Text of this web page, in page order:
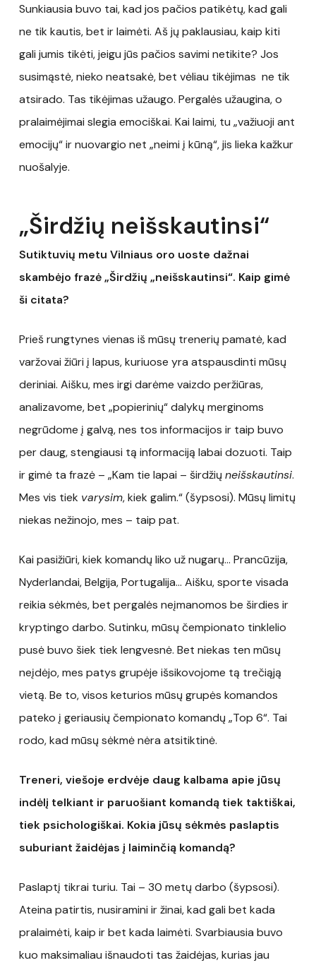
Sunkiausia buvo tai, kad jos pačios patikėtų, kad gali
ne tik kautis, bet ir laimėti. Aš jų paklausiau, kaip kiti
gali jumis tikėti, jeigu jūs pačios savimi netikite? Jos
susimąstė, nieko neatsakė, bet vėliau tikėjimas ne tik
atsirado. Tas tikėjimas užaugo. Pergalės užaugina, o
pralaimėjimai slegia emociškai. Kai laimi, tu „važiuoji ant
emocijų“ ir nuovargio net „neimi į kūną“, jis lieka kažkur
nuošalyje.
„Širdžių neišskautinsi“
Sutiktuvių metu Vilniaus oro uoste dažnai
skambėjo frazė „Širdžių „neišskautinsi“. Kaip gimė
ši citata?
Prieš rungtynes vienas iš mūsų trenerių pamatė, kad
varžovai žiūri į lapus, kuriuose yra atspausdinti mūsų
deriniai. Aišku, mes irgi darėme vaizdo peržiūras,
analizavome, bet „popierinių“ dalykų merginoms
negrūdome į galvą, nes tos informacijos ir taip buvo
per daug, stengiausi tą informaciją labai dozuoti. Taip
ir gimė ta frazė – „Kam tie lapai – širdžių neišskautinsi.
Mes vis tiek varysim, kiek galim.“ (šypsosi). Mūsų limitų
niekas nežinojo, mes – taip pat.
Kai pasižiūri, kiek komandų liko už nugarų… Prancūzija,
Nyderlandai, Belgija, Portugalija… Aišku, sporte visada
reikia sėkmės, bet pergalės neįmanomos be širdies ir
kryptingo darbo. Sutinku, mūsų čempionato tinklelio
pusė buvo šiek tiek lengvesnė. Bet niekas ten mūsų
neįdėjo, mes patys grupėje išsikovojome tą trečiąją
vietą. Be to, visos keturios mūsų grupės komandos
pateko į geriausių čempionato komandų „Top 6“. Tai
rodo, kad mūsų sėkmė nėra atsitiktinė.
Treneri, viešoje erdvėje daug kalbama apie jūsų
indėlį telkiant ir paruošiant komandą tiek taktiškai,
tiek psichologiškai. Kokia jūsų sėkmės paslaptis
suburiant žaidėjas į laiminčią komandą?
Paslaptį tikrai turiu. Tai – 30 metų darbo (šypsosi).
Ateina patirtis, nusiramini ir žinai, kad gali bet kada
pralaimėti, kaip ir bet kada laimėti. Svarbiausia buvo
kuo maksimaliau išnaudoti tas žaidėjas, kurias jau